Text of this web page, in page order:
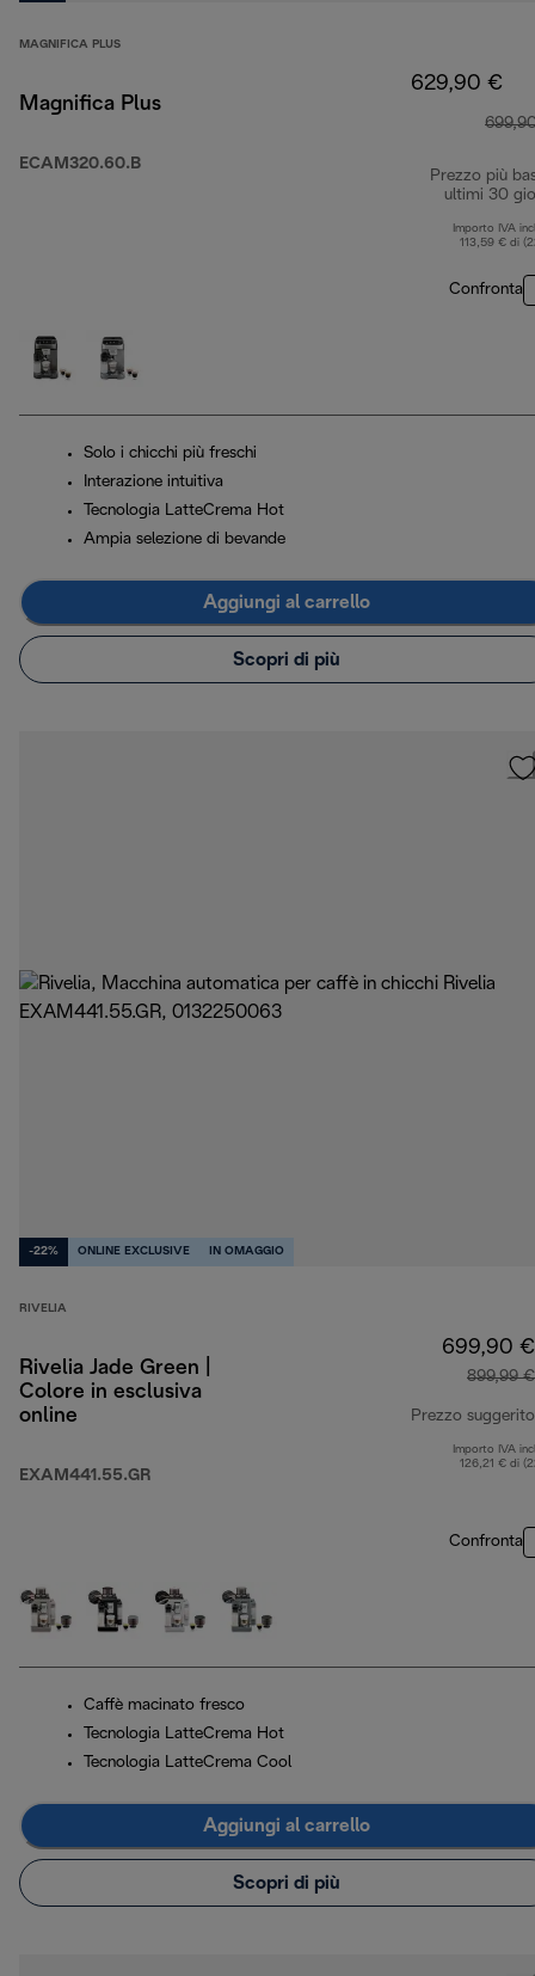
MAGNIFICA PLUS
Magnifica Plus
ECAM320.60.B
629,90 €
Prezzo più
ultimi 30
Importo IVA
113,59 € di
Confronta
Solo i chicchi più freschi
Interazione intuitiva
Tecnologia LatteCrema Hot
Ampia selezione di bevande
Aggiungi al carrello
Scopri di più
-22% ONLINE EXCLUSIVE IN OMAGGIO
RIVELIA
Rivelia Jade Green |
Colore in esclusiva
online
EXAM441.55.GR
699,90 €
899,99 €
Prezzo suggerito
Importo IVA
126,21 € di
Confronta
Caffè macinato fresco
Tecnologia LatteCrema Hot
Tecnologia LatteCrema Cool
Aggiungi al carrello
Scopri di più